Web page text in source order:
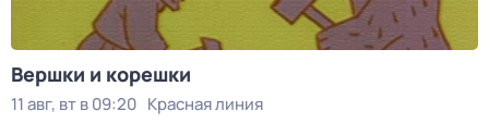
Вершки и корешки
11 авг, вт в 09:20 Красная линия